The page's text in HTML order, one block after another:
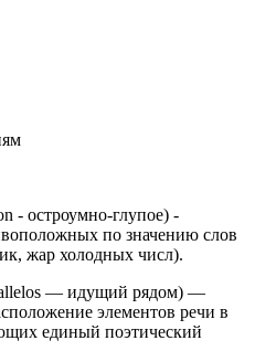
- остроумно-глупое) -
по значению слов
жар холодных числ).
— идущий рядом) —
элементов речи в
единый поэтический